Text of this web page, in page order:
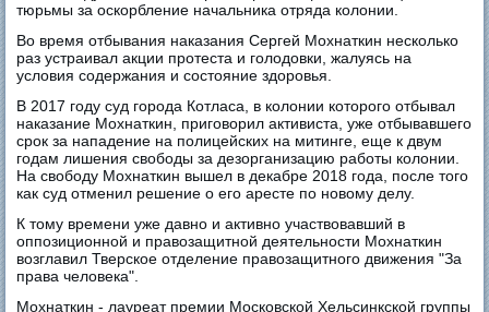
тюрьмы за оскорбление начальника отряда колонии.
Во время отбывания наказания Сергей Мохнаткин несколько
раз устраивал акции протеста и голодовки, жалуясь на
условия содержания и состояние здоровья.
В 2017 году суд города Котласа, в колонии которого отбывал
наказание Мохнаткин, приговорил активиста, уже отбывавшего
срок за нападение на полицейских на митинге, еще к двум
годам лишения свободы за дезорганизацию работы колонии.
На свободу Мохнаткин вышел в декабре 2018 года, после того
как суд отменил решение о его аресте по новому делу.
К тому времени уже давно и активно участвовавший в
оппозиционной и правозащитной деятельности Мохнаткин
возглавил Тверское отделение правозащитного движения "За
права человека".
Мохнаткин - лауреат премии Московской Хельсинкской группы